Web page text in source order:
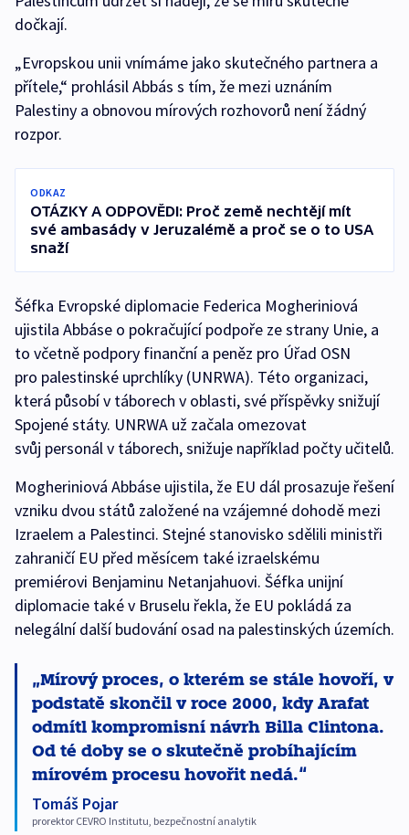
dočkají.
„Evropskou unii vnímáme jako skutečného partnera a
přítele,“ prohlásil Abbás s tím, že mezi uznáním
Palestiny a obnovou mírových rozhovorů není žádný
rozpor.
ODKAZ
OTÁZKY A ODPOVĚDI: Proč země nechtějí mít
své ambasády v Jeruzalémě a proč se o to USA
snaží
Šéfka Evropské diplomacie Federica Mogheriniová
ujistila Abbáse o pokračující podpoře ze strany Unie, a
to včetně podpory finanční a peněz pro Úřad OSN
pro palestinské uprchlíky (UNRWA). Této organizaci,
která působí v táborech v oblasti, své příspěvky snižují
Spojené státy. UNRWA už začala omezovat
svůj personál v táborech, snižuje například počty učitelů.
Mogheriniová Abbáse ujistila, že EU dál prosazuje řešení
vzniku dvou států založené na vzájemné dohodě mezi
Izraelem a Palestinci. Stejné stanovisko sdělili ministři
zahraničí EU před měsícem také izraelskému
premiérovi Benjaminu Netanjahuovi. Šéfka unijní
diplomacie také v Bruselu řekla, že EU pokládá za
nelegální další budování osad na palestinských územích.
Mírový proces, o kterém se stále hovoří, v
podstatě skončil v roce 2000, kdy Arafat
odmítl kompromisní návrh Billa Clintona.
Od té doby se o skutečně probíhajícím
mírovém procesu hovořit nedá.
Tomáš Pojar
prorektor CEVRO Institutu, bezpečnostní analytik